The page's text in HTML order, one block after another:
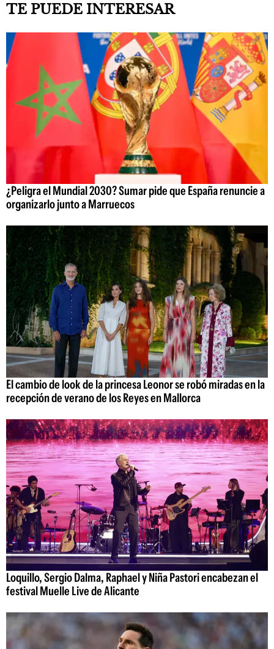
TE PUEDE INTERESAR
¿Peligra el Mundial 2030? Sumar pide que España renuncie a
organizarlo junto a Marruecos
El cambio de look de la princesa Leonor se robó miradas en la
recepción de verano de los Reyes en Mallorca
Loquillo, Sergio Dalma, Raphael y Niña Pastori encabezan el
festival Muelle Live de Alicante